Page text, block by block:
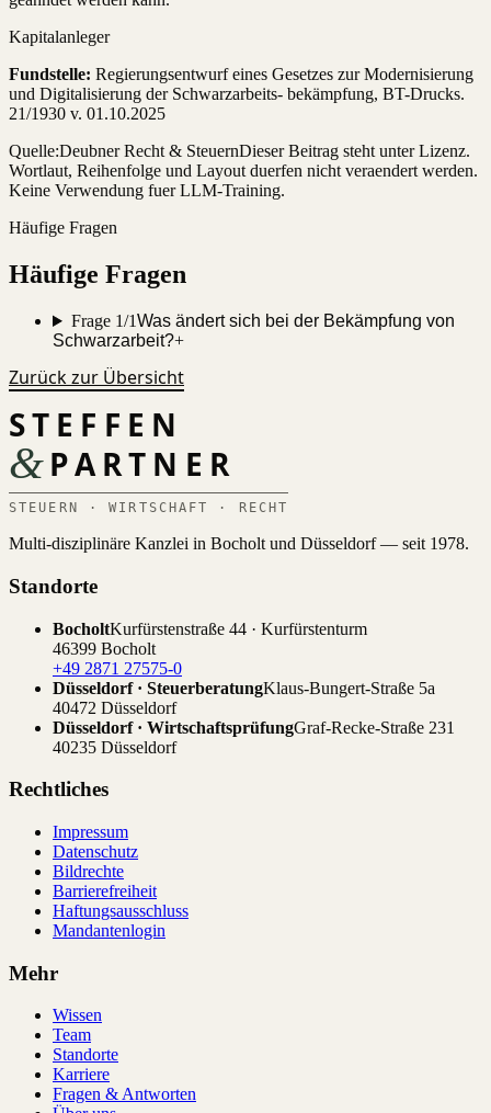
Kapitalanleger
Fundstelle: Regierungsentwurf eines Gesetzes zur Modernisierung
und Digitalisierung der Schwarzarbeits- bekämpfung, BT-Drucks.
21/1930 v. 01.10.2025
Quelle:Deubner Recht & SteuernDieser Beitrag steht unter Lizenz.
Wortlaut, Reihenfolge und Layout duerfen nicht veraendert werden.
Keine Verwendung fuer LLM-Training.
Häufige Fragen
Häufige Fragen
Frage 1/1Was ändert sich bei der Bekämpfung von
Schwarzarbeit?+
Zurück zur Übersicht
STEFFEN
&PARTNER
STEUERN · WIRTSCHAFT · RECHT
Multi-disziplinäre Kanzlei in Bocholt und Düsseldorf — seit 1978.
Standorte
BocholtKurfürstenstraße 44 · Kurfürstenturm
46399 Bocholt
+49 2871 27575-0
Düsseldorf · SteuerberatungKlaus-Bungert-Straße 5a
40472 Düsseldorf
Düsseldorf · WirtschaftsprüfungGraf-Recke-Straße 231
40235 Düsseldorf
Rechtliches
Impressum
Datenschutz
Bildrechte
Barrierefreiheit
Haftungsausschluss
Mandantenlogin
Mehr
Wissen
Team
Standorte
Karriere
Fragen & Antworten